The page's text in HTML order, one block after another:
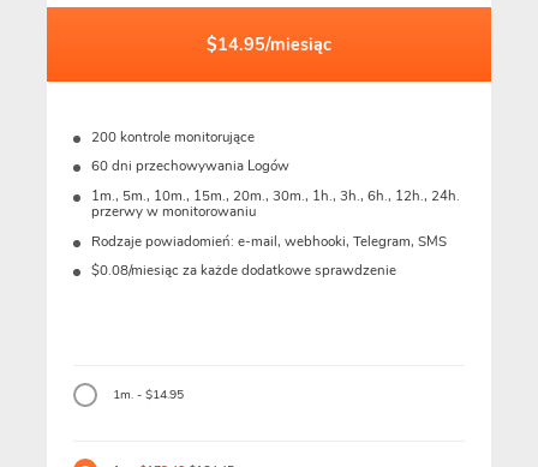
$14.95/miesiąc
200 kontrole monitorujące
60 dni przechowywania Logów
1m., 5m., 10m., 15m., 20m., 30m., 1h., 3h., 6h., 12h., 24h.
przerwy w monitorowaniu
Rodzaje powiadomień: e-mail, webhooki, Telegram, SMS
$0.08/miesiąc za każde dodatkowe sprawdzenie
1m. - $14.95